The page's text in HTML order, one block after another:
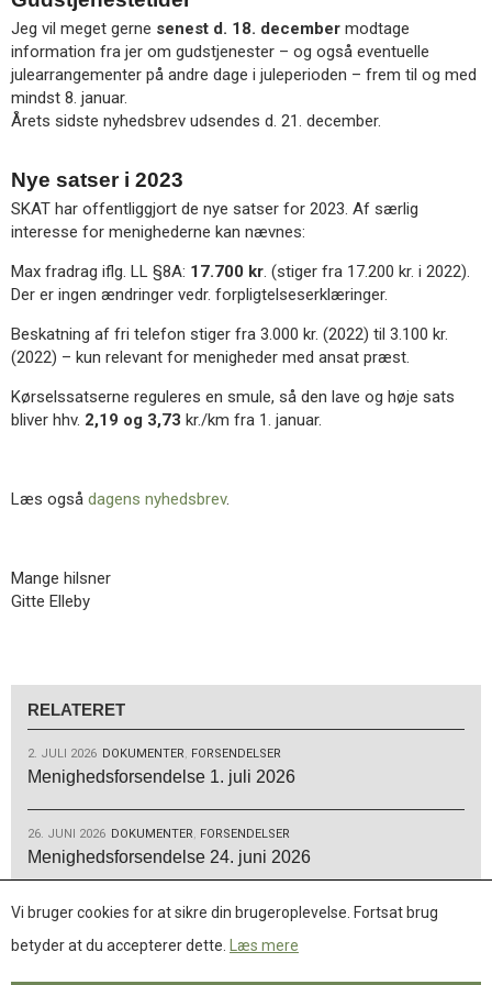
Jeg vil meget gerne senest d. 18. december modtage
information fra jer om gudstjenester – og også eventuelle
julearrangementer på andre dage i juleperioden – frem til og med
mindst 8. januar.
Årets sidste nyhedsbrev udsendes d. 21. december.
Nye satser i 2023
SKAT har offentliggjort de nye satser for 2023. Af særlig
interesse for menighederne kan nævnes:
Max fradrag iflg. LL §8A: 17.700 kr. (stiger fra 17.200 kr. i 2022).
Der er ingen ændringer vedr. forpligtelseserklæringer.
Beskatning af fri telefon stiger fra 3.000 kr. (2022) til 3.100 kr.
(2022) – kun relevant for menigheder med ansat præst.
Kørselssatserne reguleres en smule, så den lave og høje sats
bliver hhv. 2,19 og 3,73 kr./km fra 1. januar.
Læs også dagens nyhedsbrev.
Mange hilsner
Gitte Elleby
RELATERET
2. JULI 2026 DOKUMENTER, FORSENDELSER
Menighedsforsendelse 1. juli 2026
26. JUNI 2026 DOKUMENTER, FORSENDELSER
Menighedsforsendelse 24. juni 2026
26. JUNI 2026 DOKUMENTER,FORSENDELSER
Menighedsforsendelse 17. juni 2026
Vi bruger cookies for at sikre din brugeroplevelse. Fortsat brug
betyder at du accepterer dette.
Læs mere